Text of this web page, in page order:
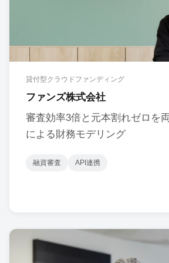
貸付型クラウドファンディング
ファンズ株式会社
審査効率3倍と元本割れゼロ
による財務モデリング
融資審査 API連携